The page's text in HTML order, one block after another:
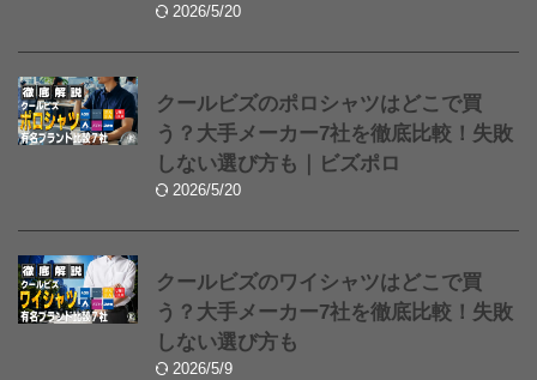
2026/5/20
クールビズのポロシャツはどこで買
う？大手メーカー7社を徹底比較！失敗
しない選び方も｜ビズポロ
2026/5/20
クールビズのワイシャツはどこで買
う？大手メーカー7社を徹底比較！失敗
しない選び方も
2026/5/9